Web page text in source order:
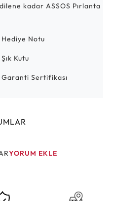
kadar ASSOS Pırlanta
Hediye Notu
Şık Kutu
Garanti Sertifikası
YORUM EKLE